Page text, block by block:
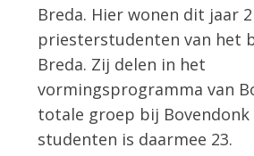
Breda. Hier wonen dit jaar 2
priesterstudenten van het
Breda. Zij delen in het
vormingsprogramma van
totale groep bij
studenten is daarmee 23.